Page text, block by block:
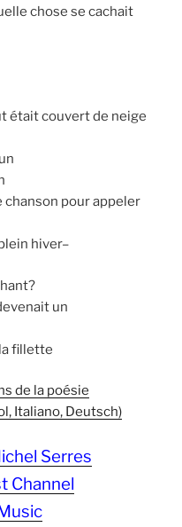
chose se cachait
était couvert de neige
chanson pour appeler
hiver–
un
fillette
de la poésie
Italiano, Deutsch)
Serres
Channel